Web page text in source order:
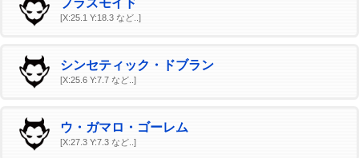
プラズモイド
[X:25.1 Y:18.3 など..]
シンセティック・ドブラン
[X:25.6 Y:7.7 など..]
ウ・ガマロ・ゴーレム
[X:27.3 Y:7.3 など..]